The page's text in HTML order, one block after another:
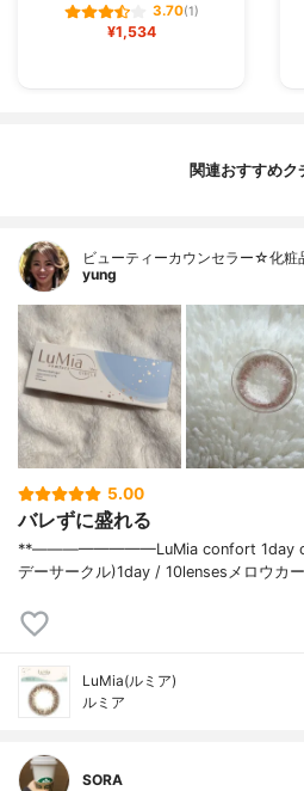
3.70(1)
¥1,534
関連おすすめク
ビューティーカウンセラー☆化
yung
5.00
バレずに盛れる
⁡**————————⁡LuMia confort 1day
デーサークル)⁡1day / 10lensesメロウカ
LuMia(ルミア)
ルミア
SORA